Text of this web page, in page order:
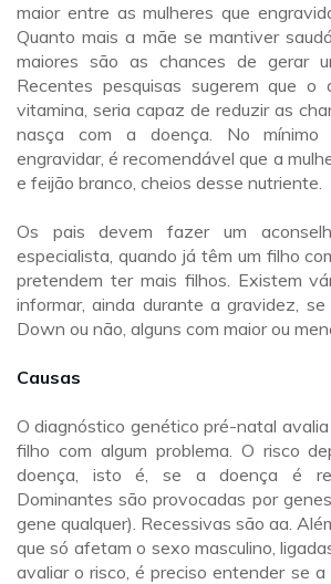
maior entre as mulheres que
Quanto mais a mãe se mantiver
maiores são as chances de gerar
Recentes pesquisas sugerem que
vitamina, seria capaz de reduzir as
nasça com a doença. No
engravidar, é recomendável que a
e feijão branco, cheios desse nutriente.
Os pais devem fazer um
especialista, quando já têm um filho
pretendem ter mais filhos. Existem
informar, ainda durante a gravidez,
Down ou não, alguns com maior ou
Causas
O diagnóstico genético pré-natal
filho com algum problema. O risco
doença, isto é, se a doença é
Dominantes são provocadas por
gene qualquer). Recessivas são aa.
que só afetam o sexo masculino,
avaliar o risco, é preciso entender se